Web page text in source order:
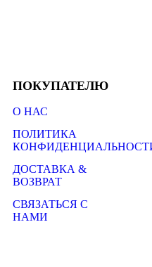
ПОКУПАТЕЛЮ
О НАС
ПОЛИТИКА
ДОСТАВКА &
ВОЗВРАТ
СВЯЗАТЬСЯ С
НАМИ